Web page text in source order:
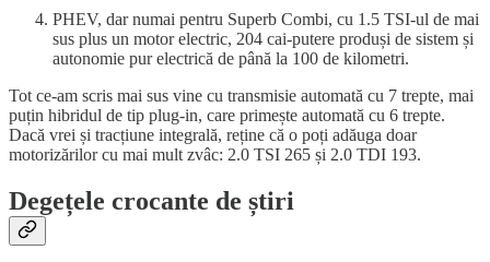
PHEV, dar numai pentru Superb Combi, cu 1.5 TSI-ul de mai
sus plus un motor electric, 204 cai-putere produși de sistem și
autonomie pur electrică de până la 100 de kilometri.
Tot ce-am scris mai sus vine cu transmisie automată cu 7 trepte, mai
puțin hibridul de tip plug-in, care primește automată cu 6 trepte.
Dacă vrei și tracțiune integrală, reține că o poți adăuga doar
motorizărilor cu mai mult zvâc: 2.0 TSI 265 și 2.0 TDI 193.
Degețele crocante de știri